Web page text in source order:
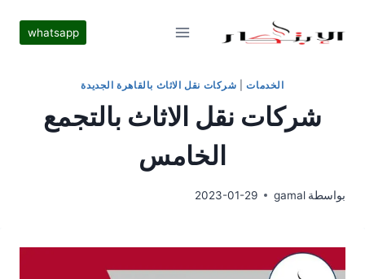
whatsapp
الخدمات| شركات نقل الاثاث بالقاهرة الجديدة
شركات نقل الاثاث بالتجمع
الخامس
بواسطة gamal
2023-01-29